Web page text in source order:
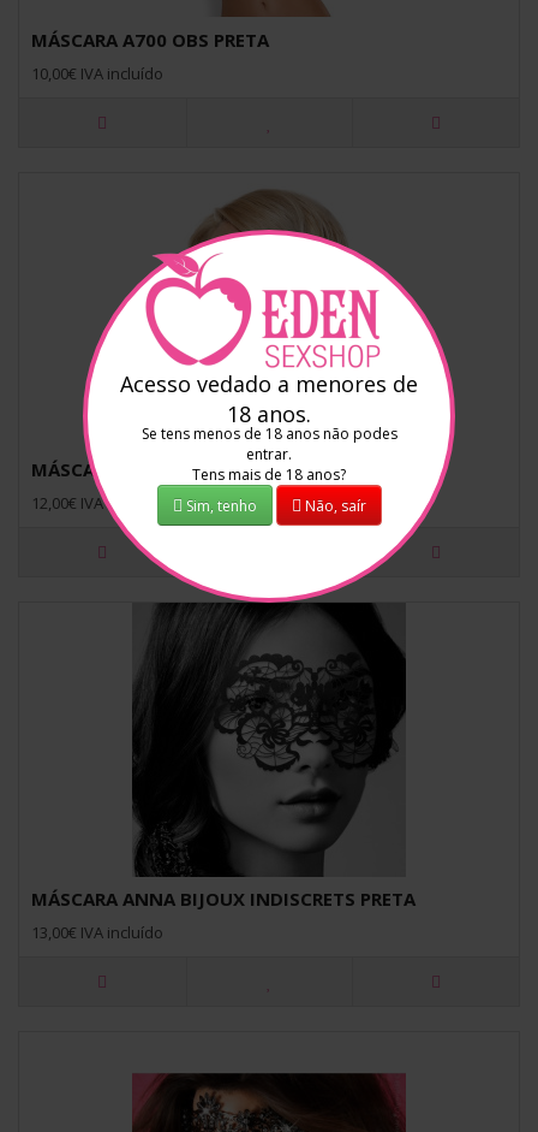
MÁSCARA A700 OBS PRETA
10,00€ IVA incluído
MÁSCARA A710 OBS PRETA
12,00€ IVA incluído
MÁSCARA ANNA BIJOUX INDISCRETS PRETA
13,00€ IVA incluído
Acesso vedado a menores de
18 anos.
Se tens menos de 18 anos não podes
entrar.
Tens mais de 18 anos?
Sim, tenho
Não, saír